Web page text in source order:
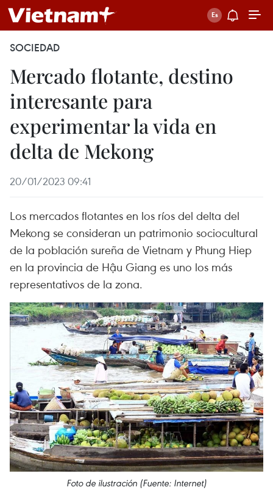
SOCIEDAD
Mercado flotante, destino
interesante para
experimentar la vida en
delta de Mekong
20/01/2023 09:41
Los mercados flotantes en los ríos del delta del
Mekong se consideran un patrimonio sociocultural
de la población sureña de Vietnam y Phung Hiep
en la provincia de Hậu Giang es uno los más
representativos de la zona.
Foto de ilustración (Fuente: Internet)